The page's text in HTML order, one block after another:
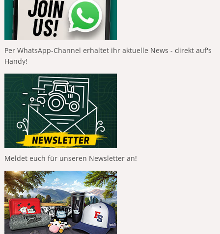
Per WhatsApp-Channel erhaltet ihr aktuelle News - direkt auf's
Handy!
Meldet euch für unseren Newsletter an!